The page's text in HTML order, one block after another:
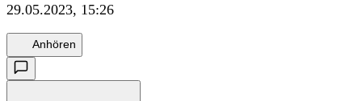
29.05.2023, 15:26
Anhören